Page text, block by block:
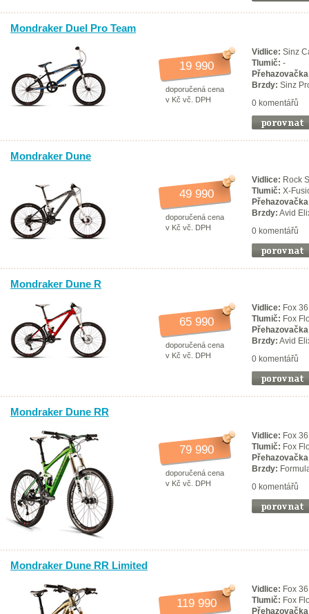
Mondraker Duel Pro Team
19 990
doporučená cena
v Kč vč. DPH
Vidlice: Sinz
Tlumič: -
Brzdy: Sinz
0 komentářů
Mondraker Dune
49 990
doporučená cena
v Kč vč. DPH
Vidlice: Rock
Tlumič: X-
Brzdy: Avid
0 komentářů
Mondraker Dune R
65 990
doporučená cena
v Kč vč. DPH
Vidlice: Fox
Tlumič: Fox
Brzdy: Avid
0 komentářů
Mondraker Dune RR
79 990
doporučená cena
v Kč vč. DPH
Vidlice: Fox
Tlumič: Fox
Brzdy:
0 komentářů
Mondraker Dune RR Limited
119 990
Vidlice: Fox
Tlumič: Fox